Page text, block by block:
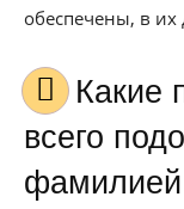
обеспечены, в их
Какие профессии лучше
всего